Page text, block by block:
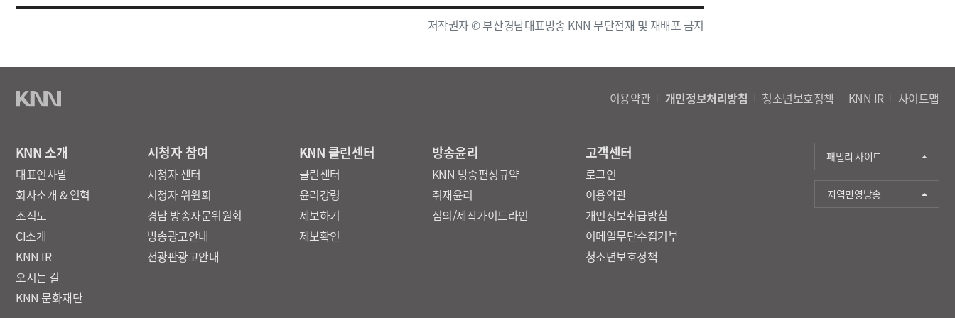
저작권자 © 부산경남대표방송 KNN 무단전재 및 재배포 금지
이용약관 개인정보처리방침 청소년보호정책 KNN IR 사이트맵
KNN 소개
대표인사말
회사소개 & 연혁
조직도
CI소개
KNN IR
오시는 길
KNN 문화재단
시청자 참여
시청자 센터
시청자 위원회
경남 방송자문위원회
방송광고안내
전광판광고안내
KNN 클린센터
클린센터
윤리강령
제보하기
제보확인
방송윤리
KNN 방송편성규약
취재윤리
심의/제작가이드라인
고객센터
로그인
이용약관
개인정보취급방침
이메일무단수집거부
청소년보호정책
패밀리 사이트
지역민영방송